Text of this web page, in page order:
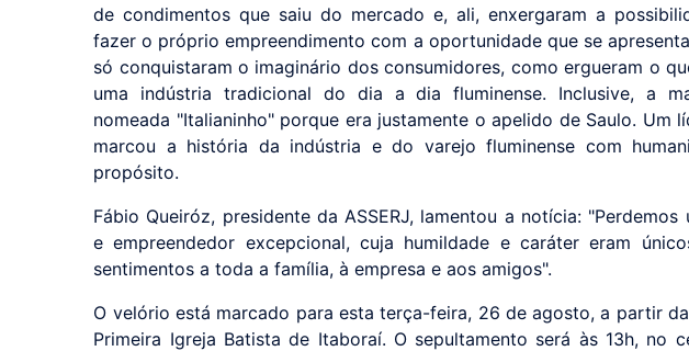
de condimentos que saiu do mercado e, ali, enxergaram a
fazer o próprio empreendimento com a oportunidade que se
só conquistaram o imaginário dos consumidores, como ergueram o
uma indústria tradicional do dia a dia fluminense. Inclusive, a
nomeada "Italianinho" porque era justamente o apelido de Saulo. Um
marcou a história da indústria e do varejo fluminense com
propósito.
Fábio Queiróz, presidente da ASSERJ, lamentou a notícia: "Perdemos
e empreendedor excepcional, cuja humildade e caráter eram
sentimentos a toda a família, à empresa e aos amigos".
O velório está marcado para esta terça-feira, 26 de agosto, a partir
Primeira Igreja Batista de Itaboraí. O sepultamento será às 13h, no